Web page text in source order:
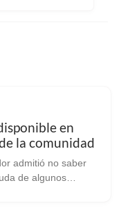
en
la comunidad
admitió no saber
de algunos